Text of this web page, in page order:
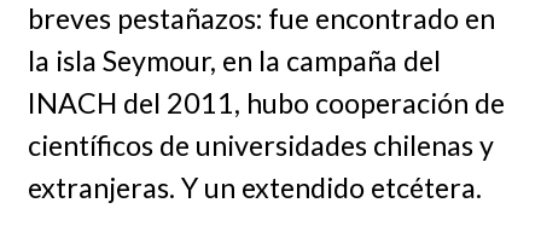
breves pestañazos: fue encontrado en
la isla Seymour, en la campaña del
INACH del 2011, hubo cooperación de
científicos de universidades chilenas y
extranjeras. Y un extendido etcétera.